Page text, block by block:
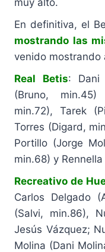
En definitiva, el
mostrando las
venido mostrando
Real Betis: Dani
(Bruno, min.45)
min.72), Tarek
Torres (Digard,
Portillo (Jorge
min.68) y
Recreativo de
Carlos Delgado
(Salvi, min.86),
Jesús Vázquez;
Molina (Dani